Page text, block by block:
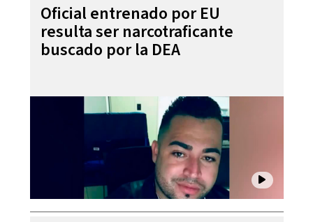
Oficial entrenado por EU
resulta ser narcotraficante
buscado por la DEA